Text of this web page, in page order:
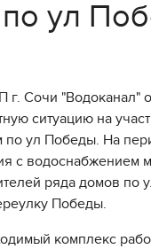
ул
Сочи "Водоканал"
ситуацию на
по ул Победы. На
с водоснабжением
ряда домов по
Победы.
комплекс